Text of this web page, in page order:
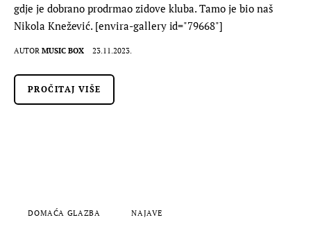
gdje je dobrano prodrmao zidove kluba. Tamo je bio naš
Nikola Knežević. [envira-gallery id="79668"]
AUTOR MUSIC BOX 23.11.2023.
PROČITAJ VIŠE
DOMAĆA GLAZBA NAJAVE